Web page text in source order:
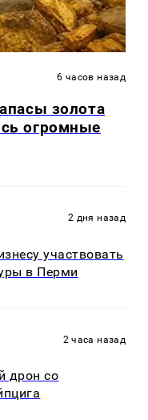
6 часов назад
золота
огромные
2 дня назад
участвовать
в Перми
2 часа назад
дрон со